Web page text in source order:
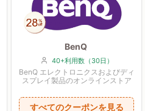
BenQ
40+利用数（30日）
BenQ エレクトロニクスおよびディ
スプレイ製品のオンラインストア
すべてのクーポンを見る